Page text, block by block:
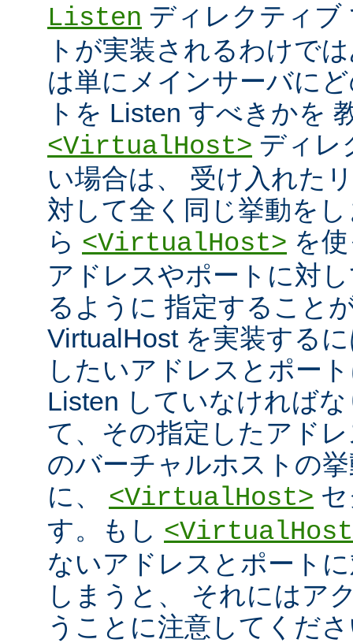
Listen ディレクティブ
トが実装されるわけで
は単にメインサーバに
トを Listen すべきかを
<VirtualHost> ディレ
い場合は、 受け入れた
対して全く同じ挙動を
ら <VirtualHost> を
アドレスやポートに対
るように 指定すること
VirtualHost を実装する
したいアドレスとポー
Listen していなければ
て、その指定したアド
のバーチャルホストの
に、 <VirtualHost>
す。もし
ないアドレスとポート
しまうと、 それにはア
うことに注意してくだ